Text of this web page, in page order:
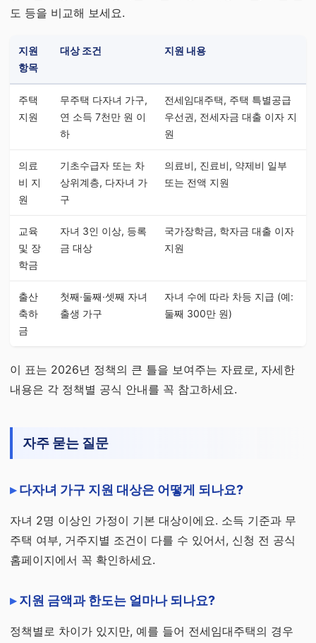
도 등을 비교해 보세요.
지원
항목
대상 조건 지원 내용
주택
지원
무주택 다자녀 가구,
연 소득 7천만 원 이
하
전세임대주택, 주택 특별공급
우선권, 전세자금 대출 이자 지
원
의료
비 지
원
기초수급자 또는 차
상위계층, 다자녀 가
구
의료비, 진료비, 약제비 일부
또는 전액 지원
교육
및 장
학금
자녀 3인 이상, 등록
금 대상
국가장학금, 학자금 대출 이자
지원
출산
축하
금
첫째·둘째·셋째 자녀
출생 가구
자녀 수에 따라 차등 지급 (예:
둘째 300만 원)
이 표는 2026년 정책의 큰 틀을 보여주는 자료로, 자세한
내용은 각 정책별 공식 안내를 꼭 참고하세요.
자주 묻는 질문
다자녀 가구 지원 대상은 어떻게 되나요?
자녀 2명 이상인 가정이 기본 대상이에요. 소득 기준과 무
주택 여부, 거주지별 조건이 다를 수 있어서, 신청 전 공식
홈페이지에서 꼭 확인하세요.
지원 금액과 한도는 얼마나 되나요?
정책별로 차이가 있지만, 예를 들어 전세임대주택의 경우